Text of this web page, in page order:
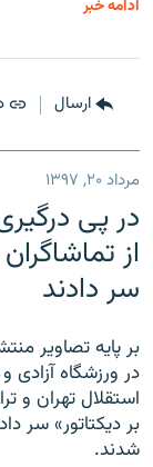
ادامه خبر
ارسال
مرداد ۲۰, ۱۳۹۷
در پی
از
سر دادند
بر پایه تصاویر
در ورزشگاه آزادی
استقلال تهران و
بر دیکتاتور» سر
شدند.